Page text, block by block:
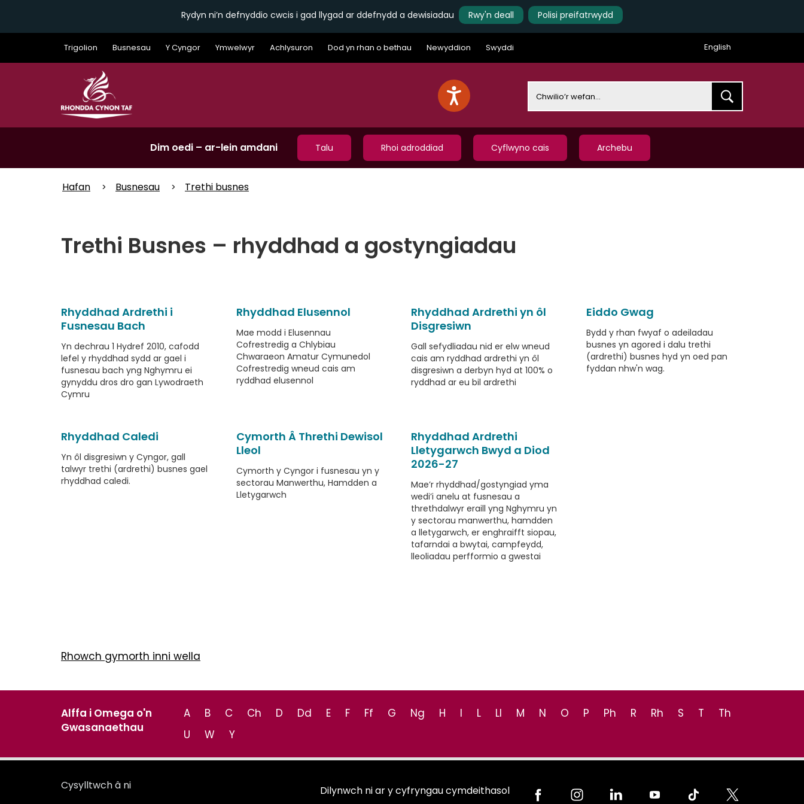
Rydyn ni’n defnyddio cwcis i gad llygad ar ddefnydd a dewisiadau Rwy'n deall
Polisi preifatrwydd
main
Trigolion Busnesau Y Cyngor Ymwelwyr Achlysuron Dod yn rhan o bethau Newyddion Swyddi English
Dim oedi – ar-lein amdani Talu Rhoi adroddiad Cyflwyno cais Archebu
Hafan Busnesau Trethi busnes
Trethi Busnes – rhyddhad a gostyngiadau
Rhyddhad Ardrethi i
Fusnesau Bach
Yn dechrau 1 Hydref 2010, cafodd
lefel y rhyddhad sydd ar gael i
fusnesau bach yng Nghymru ei
gynyddu dros dro gan Lywodraeth
Cymru
Rhyddhad Elusennol
Mae modd i Elusennau
Cofrestredig a Chlybiau
Chwaraeon Amatur Cymunedol
Cofrestredig wneud cais am
ryddhad elusennol
Rhyddhad Ardrethi yn ôl
Disgresiwn
Gall sefydliadau nid er elw wneud
cais am ryddhad ardrethi yn ôl
disgresiwn a derbyn hyd at 100% o
ryddhad ar eu bil ardrethi
Eiddo Gwag
Bydd y rhan fwyaf o adeiladau
busnes yn agored i dalu trethi
(ardrethi) busnes hyd yn oed pan
fyddan nhw'n wag.
Rhyddhad Caledi
Yn ôl disgresiwn y Cyngor, gall
talwyr trethi (ardrethi) busnes gael
rhyddhad caledi.
Cymorth Â Threthi Dewisol
Lleol
Cymorth y Cyngor i fusnesau yn y
sectorau Manwerthu, Hamdden a
Lletygarwch
Rhyddhad Ardrethi
Lletygarwch Bwyd a Diod
2026-27
Mae’r rhyddhad/gostyngiad yma
wedi’i anelu at fusnesau a
threthdalwyr eraill yng Nghymru yn
y sectorau manwerthu, hamdden
a lletygarwch, er enghraifft siopau,
tafarndai a bwytai, campfeydd,
lleoliadau perfformio a gwestai
Rhowch gymorth inni wella
Alffa i Omega o'n
Gwasanaethau
A B C Ch D Dd E F Ff G Ng H I L Ll M N O P Ph R Rh S T
Th
U
W Y
Cysylltwch â ni Dilynwch ni ar y cyfryngau cymdeithasol